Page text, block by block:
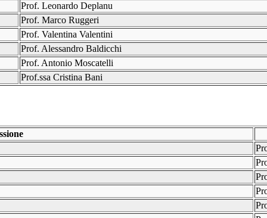
Prof. Leonardo Deplanu
Prof. Marco Ruggeri
Prof. Valentina Valentini
Prof. Alessandro Baldicchi
Prof. Antonio Moscatelli
Prof.ssa Cristina Bani